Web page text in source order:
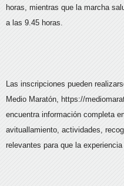
horas, mientras que la marcha
a las 9.45 horas.
Las inscripciones pueden
Medio Maratón, https://
encuentra información completa
avituallamiento, actividades,
relevantes para que la